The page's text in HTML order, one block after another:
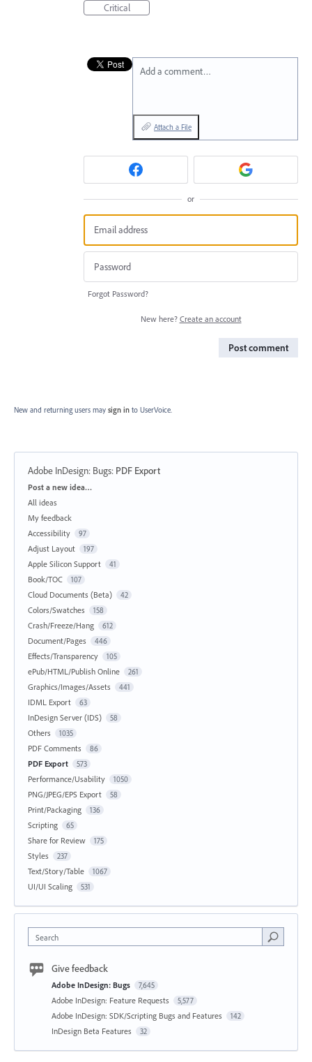
Critical
Add a comment…
Attach a File
or
Forgot Password?
New here? Create an account
Post comment
New and returning users may sign in to UserVoice.
Adobe InDesign: Bugs: PDF Export
Categories
Post a new idea…
All ideas
My feedback
Accessibility
97
Adjust Layout 197
Apple Silicon Support 41
Book/TOC 107
Cloud Documents (Beta) 42
Colors/Swatches 158
Crash/Freeze/Hang 612
Document/Pages 446
Effects/Transparency 105
ePub/HTML/Publish Online 261
Graphics/Images/Assets 441
IDML Export 63
InDesign Server (IDS) 58
Others 1035
PDF Comments 86
PDF Export 573
Performance/Usability 1050
PNG/JPEG/EPS Export 58
Print/Packaging 136
Scripting 65
Share for Review 175
Styles 237
Text/Story/Table 1067
UI/UI Scaling 531
Search
Give feedback
Adobe InDesign: Bugs 7,645
Adobe InDesign: Feature Requests 5,577
Adobe InDesign: SDK/Scripting Bugs and Features 142
InDesign Beta Features 32